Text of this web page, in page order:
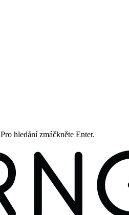
Pro hledání zmáčkněte Enter.